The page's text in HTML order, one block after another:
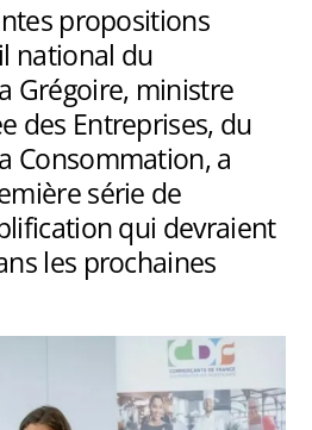
propositions
national du
Grégoire, ministre
des Entreprises, du
Consommation, a
série de
qui devraient
les prochaines